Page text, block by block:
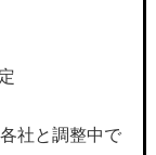
社と調整中で